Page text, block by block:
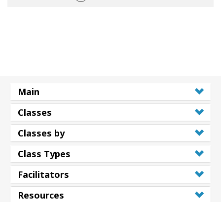
Main
Classes
Classes by
Class Types
Facilitators
Resources